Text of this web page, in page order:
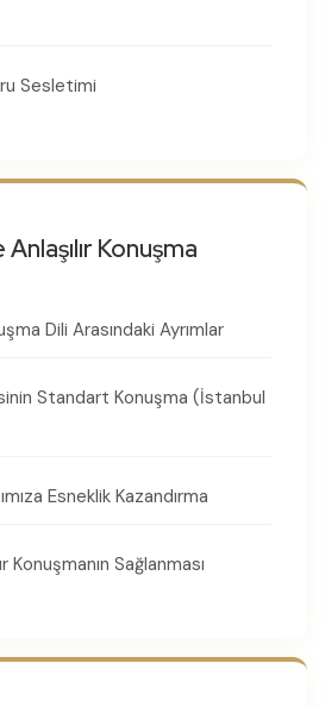
Sesletimi
Anlaşılır Konuşma
Dili Arasındaki Ayrımlar
Standart Konuşma (İstanbul
Esneklik Kazandırma
Konuşmanın Sağlanması